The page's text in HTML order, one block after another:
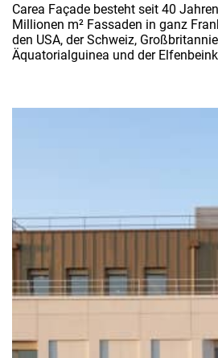
Carea Façade besteht seit 40
Millionen m² Fassaden in ganz
den USA, der Schweiz,
Äquatorialguinea und der